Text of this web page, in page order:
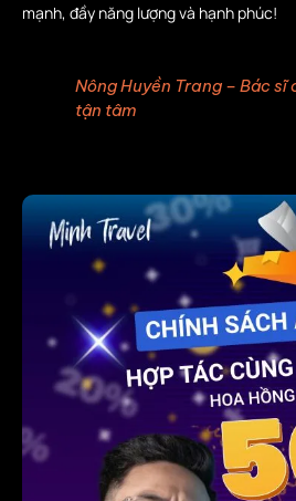
mạnh, đầy năng lượng và hạnh phúc!
Nông Huyền Trang – Bác sĩ
tận tâm